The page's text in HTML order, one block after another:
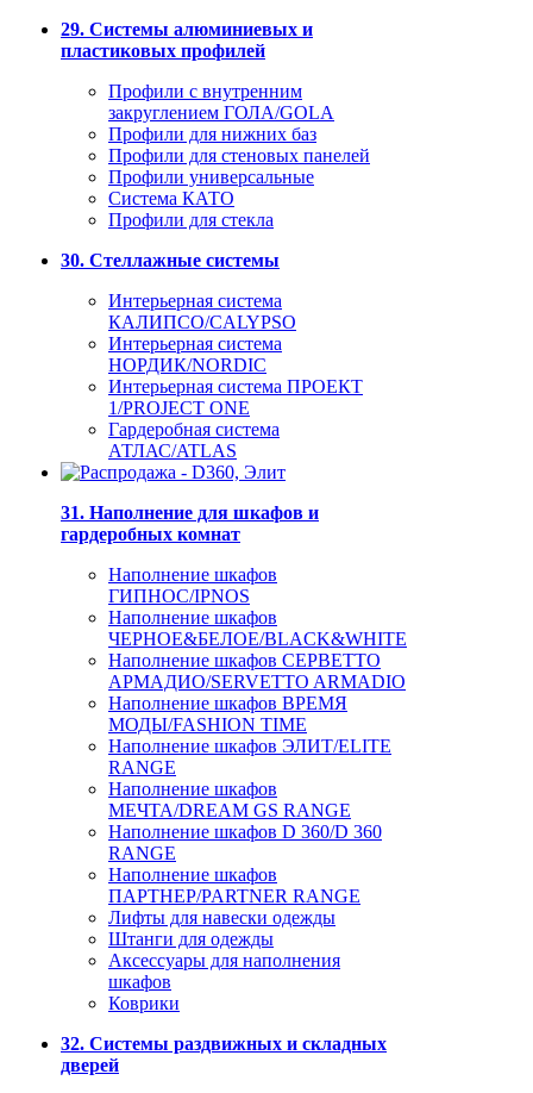
29. Системы алюминиевых и
пластиковых профилей
Профили с внутренним
закруглением ГОЛА/GOLA
Профили для нижних баз
Профили для стеновых панелей
Профили универсальные
Система КАТО
Профили для стекла
30. Стеллажные системы
Интерьерная система
КАЛИПСО/CALYPSO
Интерьерная система
НОРДИК/NORDIC
Интерьерная система ПРОЕКТ
1/PROJECT ONE
Гардеробная система
АТЛАС/ATLAS
31. Наполнение для шкафов и
гардеробных комнат
Наполнение шкафов
ГИПНОС/IPNOS
Наполнение шкафов
ЧЕРНОЕ&БЕЛОЕ/BLACK&WHITE
Наполнение шкафов СЕРВЕТТО
АРМАДИО/SERVETTO ARMADIO
Наполнение шкафов ВРЕМЯ
МОДЫ/FASHION TIME
Наполнение шкафов ЭЛИТ/ELITE
RANGE
Наполнение шкафов
МЕЧТА/DREAM GS RANGE
Наполнение шкафов D 360/D 360
RANGE
Наполнение шкафов
ПАРТНЕР/PARTNER RANGE
Лифты для навески одежды
Штанги для одежды
Аксессуары для наполнения
шкафов
Коврики
32. Системы раздвижных и складных
дверей